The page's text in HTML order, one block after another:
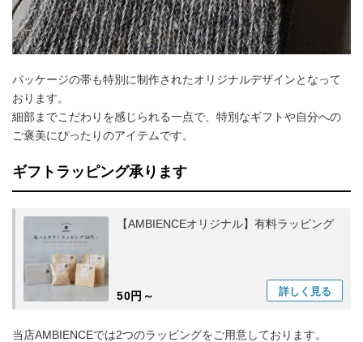
パッケージの帯も特別に制作されたオリジナルデザインとなって
おります。
細部までこだわりを感じられる一点で、特別なギフトや自分への
ご褒美にぴったりのアイテムです。
ギフトラッピング承ります
【AMBIENCEオリジナル】有料ラッピング
50円～ 詳しく 見る
当店AMBIENCEでは2つのラッピングをご用意しております。